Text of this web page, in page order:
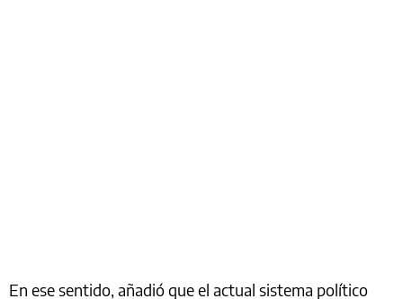
En ese sentido, añadió que el actual sistema político